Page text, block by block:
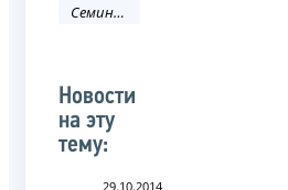
Семинар
Новости
на эту
тему:
29.10.2014